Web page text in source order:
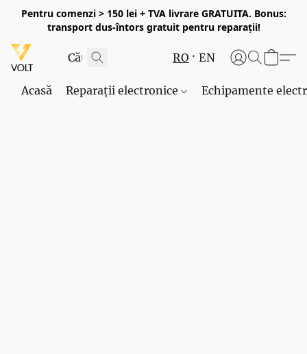
Pentru comenzi > 150 lei + TVA livrare GRATUITA. Bonus:
transport dus-întors gratuit pentru reparații!
RO EN
Acasă Reparații electronice Echipamente